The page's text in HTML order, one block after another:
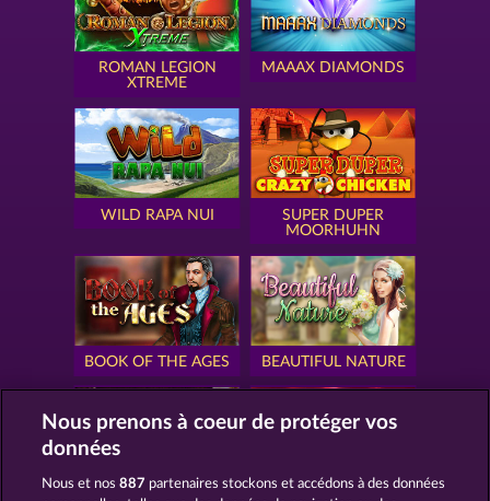
ROMAN LEGION
XTREME
MAAAX DIAMONDS
WILD RAPA NUI
SUPER DUPER
MOORHUHN
BOOK OF THE AGES BEAUTIFUL NATURE
SIMPLY THE BEST
Nous prenons à coeur de protéger vos
données
Nous et nos887 partenaires stockons et accédons à des données